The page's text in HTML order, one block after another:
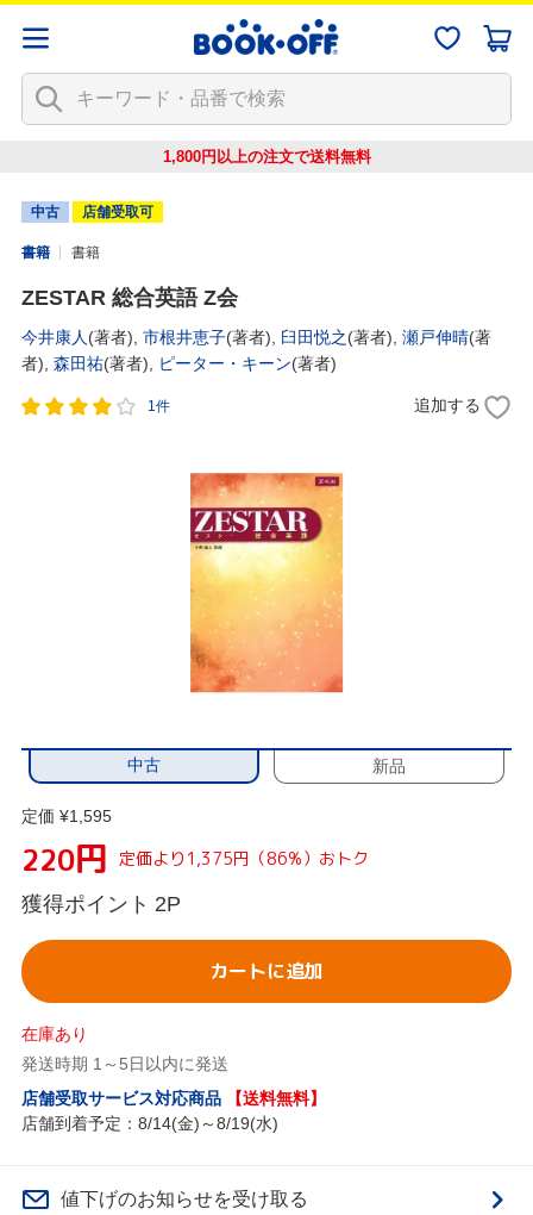
1,800円以上の注文で送料無料
中古 店舗受取可
書籍 書籍
ZESTAR 総合英語 Z会
今井康人 (著者), 市根井恵子(著者), 臼田悦之(著者), 瀬戸伸晴(著
者), 森田祐(著者), ピーター・キーン(著者)
1件 追加する
中古 新品
定価 ¥1,595
220円 定価より1,375円（86%）おトク
獲得ポイント 2P
カートに追加
在庫あり
発送時期 1～5日以内に発送
店舗受取サービス対応商品
【送料無料】
店舗到着予定：8/14(金)～8/19(水)
値下げのお知らせを受け取る